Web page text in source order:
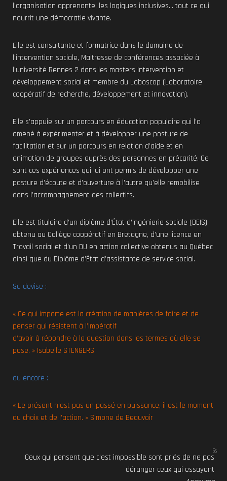
l’organisation apprenante, les logiques inclusives… tout ce qui
nourrit une démocratie vivante.
Elle est consultante et formatrice dans le domaine de
l’intervention sociale, Maitresse de conférences associée à
l’université Rennes 2 dans les masters Intervention et
développement social et membre du Laboscop (Laboratoire
coopératif de recherche, développement et innovation).
Elle s’appuie sur un parcours en éducation populaire qui l’a
amené à expérimenter et à développer une posture de
facilitation et sur un parcours en relation d’aide et en
animation de groupes auprès des personnes en précarité. Ce
sont ces expériences qui lui ont permis de développer une
posture d’écoute et d’ouverture à l’autre qu’elle remobilise
dans l’accompagnement des collectifs.
Elle est titulaire d’un diplôme d’État d’ingénierie sociale (DEIS)
obtenu au Collège coopératif en Bretagne, d’une licence en
Travail social et d’un DU en action collective obtenus au Québec
ainsi que du Diplôme d’État d’assistante de service social.
Sa devise :
« Ce qui importe est la création de manières de faire et de
penser qui résistent à l’impératif
d’avoir à répondre à la question dans les termes où elle se
pose. » Isabelle STENGERS
ou encore :
« Le présent n’est pas un passé en puissance, il est le moment
du choix et de l’action. » Simone de Beauvoir
5s
Ceux qui pensent que c’est impossible sont priés de ne pas
déranger ceux qui essayent